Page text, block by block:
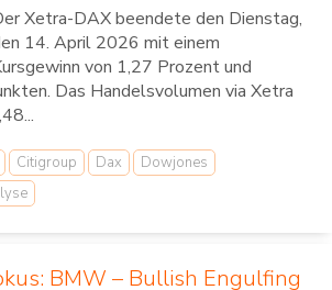
Xetra-DAX beendete den Dienstag,
14. April 2026 mit einem
von 1,27 Prozent und
Das Handelsvolumen via Xetra
Citigroup Dax
Dowjones
BMW – Bullish Engulfing